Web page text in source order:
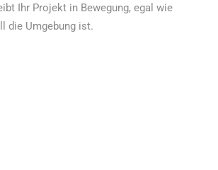
Ihr Projekt in Bewegung, egal wie
die Umgebung ist.